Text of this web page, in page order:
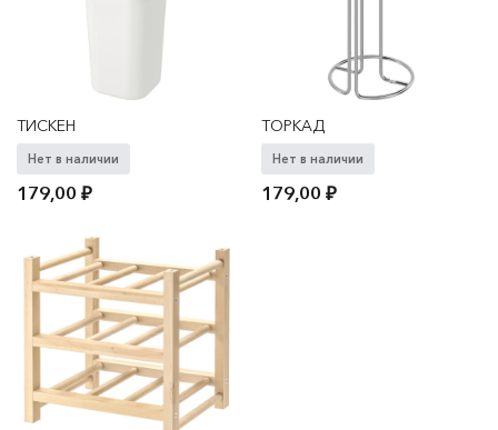
ТИСКЕН
Нет в наличии
179,00₽
ТОРКАД
Нет в наличии
179,00₽